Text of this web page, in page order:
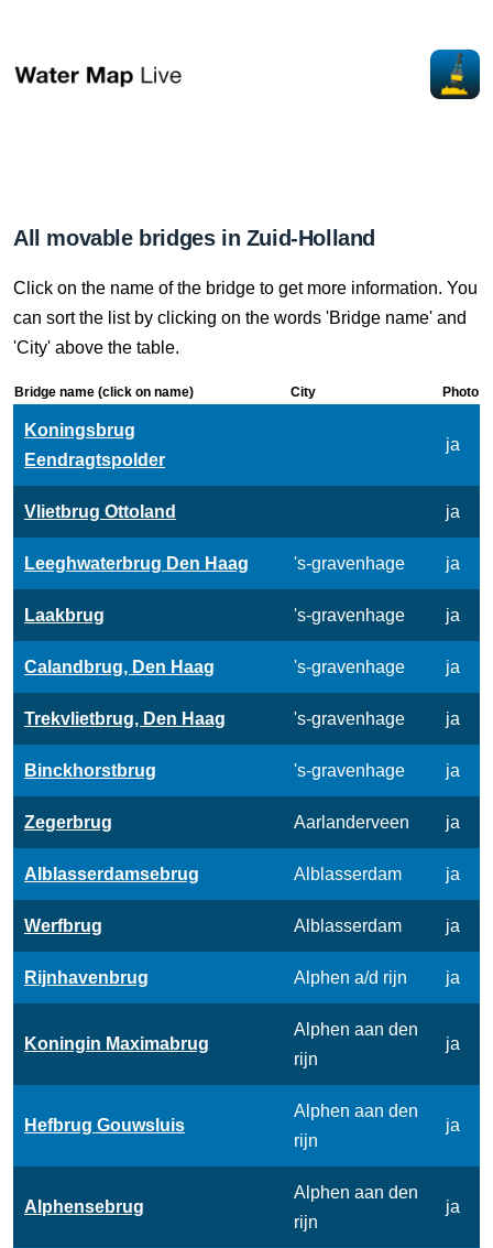
All movable bridges in Zuid-Holland
Click on the name of the bridge to get more information. You
can sort the list by clicking on the words 'Bridge name' and
'City' above the table.
Bridge name (click on name) City Photo
Koningsbrug
Eendragtspolder
ja
Vlietbrug Ottoland ja
Leeghwaterbrug Den Haag 's-gravenhage ja
Laakbrug 's-gravenhage ja
Calandbrug, Den Haag 's-gravenhage ja
Trekvlietbrug, Den Haag 's-gravenhage ja
Binckhorstbrug 's-gravenhage ja
Zegerbrug Aarlanderveen ja
Alblasserdamsebrug Alblasserdam ja
Werfbrug Alblasserdam ja
Rijnhavenbrug Alphen a/d rijn ja
Koningin Maximabrug
Alphen aan den
rijn
ja
Hefbrug Gouwsluis
Alphen aan den
rijn
ja
Alphensebrug
Alphen aan den
rijn
ja